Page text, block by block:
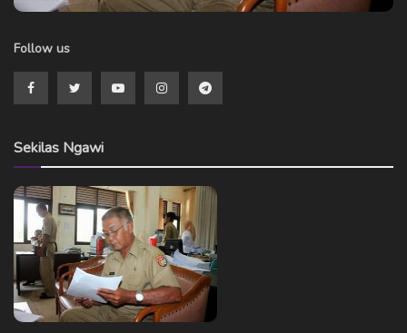
Follow us
Sekilas Ngawi